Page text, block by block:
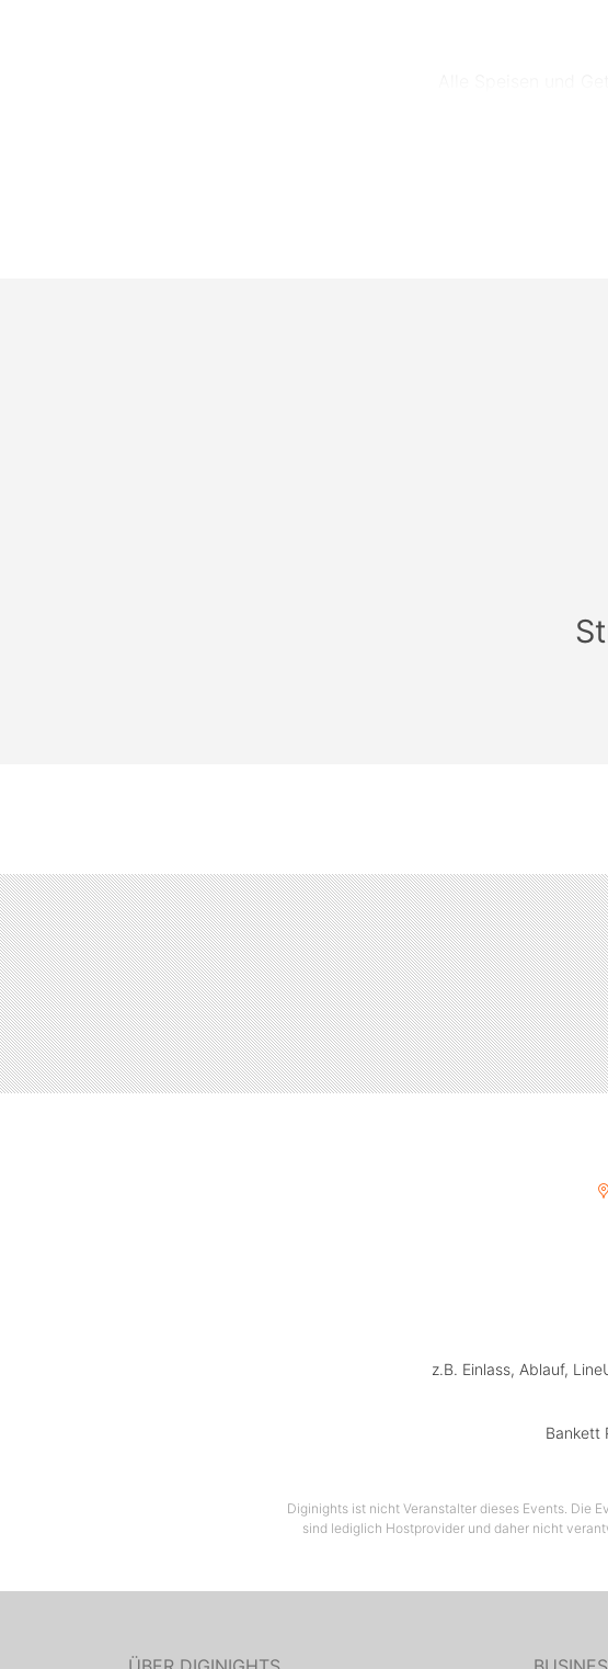
z.B. Einlass, Ablauf,
Bankett
Diginights ist nicht Veranstalter dieses Events. Die
sind lediglich Hostprovider und daher nicht